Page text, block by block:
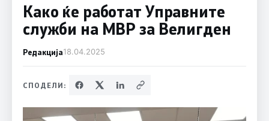
Како ќе работат Управните
служби на МВР за Велигден
Редакција18.04.2025
СПОДЕЛИ: